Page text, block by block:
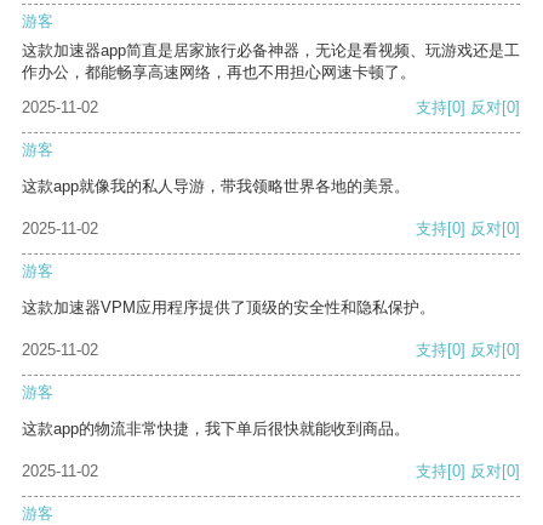
游客
这款加速器app简直是居家旅行必备神器，无论是看视频、玩游戏还是工
作办公，都能畅享高速网络，再也不用担心网速卡顿了。
2025-11-02
支持[0] 反对[0]
游客
这款app就像我的私人导游，带我领略世界各地的美景。
2025-11-02 支持[0] 反对[0]
游客
这款加速器VPM应用程序提供了顶级的安全性和隐私保护。
2025-11-02 支持[0] 反对[0]
游客
这款app的物流非常快捷，我下单后很快就能收到商品。
2025-11-02 支持[0] 反对[0]
游客